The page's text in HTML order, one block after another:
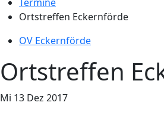
Ortstreffen Eckernförde
OV Eckernförde
Ortstreffen
Mi 13 Dez 2017